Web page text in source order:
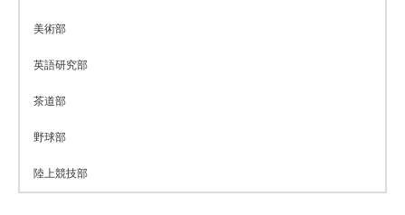
美術部
英語研究部
茶道部
野球部
陸上競技部